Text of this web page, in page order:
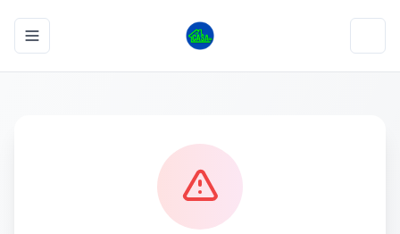
Toggle navigation menu